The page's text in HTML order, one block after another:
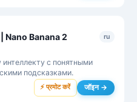
Nano Banana 2 ru
с понятными
подсказками.
⚡ प्रमोट करें जॉइन →